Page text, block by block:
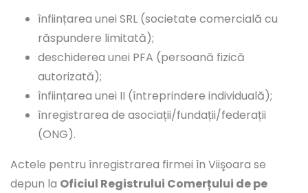
înființarea unei SRL (societate comercială cu
răspundere limitată);
deschiderea unei PFA (persoană fizică
autorizată);
înființarea unei II (întreprindere individuală);
înregistrarea de asociații/fundații/federații
(ONG).
Actele pentru înregistrarea firmei în Viişoara se
depun la Oficiul Registrului Comerțului de pe